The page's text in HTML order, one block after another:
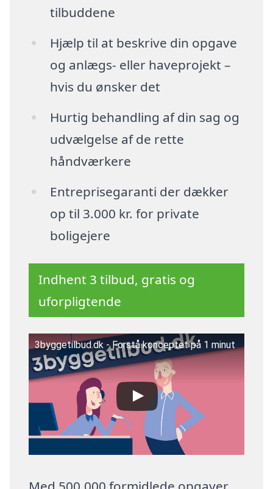
tilbuddene
Hjælp til at beskrive din opgave
og anlægs- eller haveprojekt –
hvis du ønsker det
Hurtig behandling af din sag og
udvælgelse af de rette
håndværkere
Entreprisegaranti der dækker
op til 3.000 kr. for private
boligejere
Indhent 3 tilbud, gratis og
uforpligtende
3byggetilbud.dk - Forstå konceptet på 1 minut